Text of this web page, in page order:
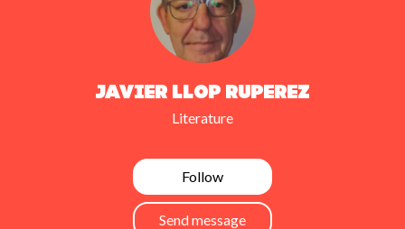
Javier Llop Ruperez
Literature
Follow
Send message